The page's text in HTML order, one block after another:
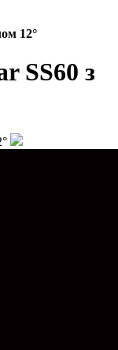
12°
SS60 з